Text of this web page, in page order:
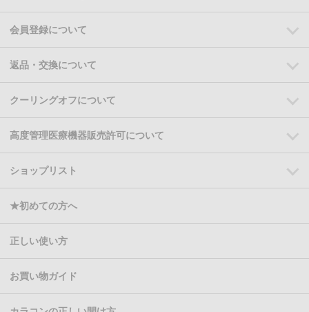
会員登録について
返品・交換について
クーリングオフについて
高度管理医療機器販売許可について
ショップリスト
★初めての方へ
正しい使い方
お買い物ガイド